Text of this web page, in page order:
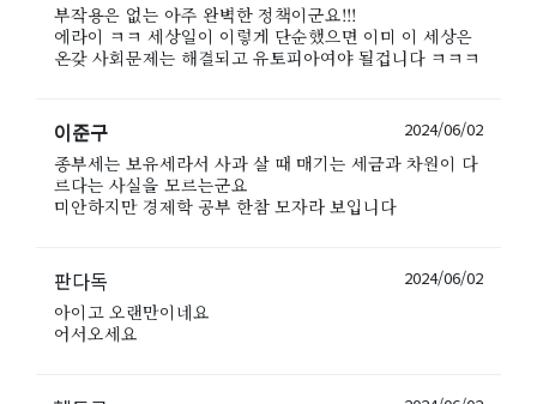
부작용은 없는 아주 완벽한 정책이군요!!!
에라이 ㅋㅋ 세상일이 이렇게 단순했으면 이미 이 세상은
온갖 사회문제는 해결되고 유토피아여야 될겁니다 ㅋㅋㅋ
이준구 2024/06/02
종부세는 보유세라서 사과 살 때 매기는 세금과 차원이 다
르다는 사실을 모르는군요
미안하지만 경제학 공부 한참 모자라 보입니다
판다독 2024/06/02
아이고 오랜만이네요
어서오세요